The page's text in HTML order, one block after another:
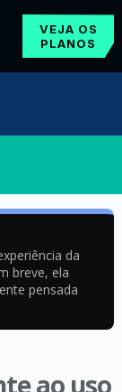
VEJA OS
PLANOS
da
breve, ela
pensada
ao uso